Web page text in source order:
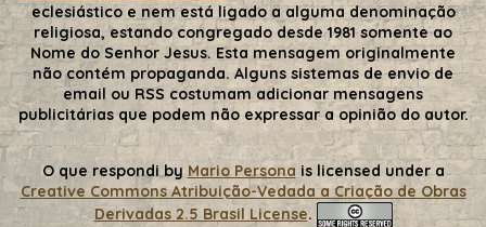
eclesiástico e nem está ligado a alguma denominação
religiosa, estando congregado desde 1981 somente ao
Nome do Senhor Jesus. Esta mensagem originalmente
não contém propaganda. Alguns sistemas de envio de
email ou RSS costumam adicionar mensagens
publicitárias que podem não expressar a opinião do autor.
O que respondiby Mario Persona is licensed under a
Creative Commons Atribuição-Vedada a Criação de Obras
Derivadas 2.5 Brasil License.